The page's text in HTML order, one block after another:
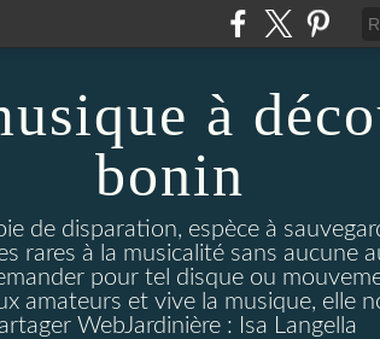
à
bonin
de disparation, espèce à
rares à la musicalité sans aucune
pour tel disque ou
amateurs et vive la musique, elle
WebJardinière : Isa Langella